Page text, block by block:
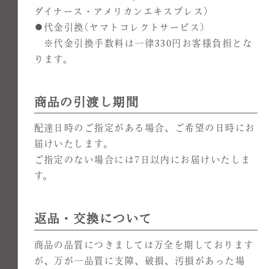
ダイナース・アメリカンエキスプレス)
●代金引換(ヤマトコレクトサービス)
※代金引換手数料は一律330円お客様負担とな
ります。
商品の引渡し期間
配達日時のご指定がある場合、ご希望の日時にお
届けいたします。
ご指定のない場合には7日以内にお届けいたしま
す。
返品・交換について
商品の品質につきましては万全を期しております
が、万が一品質に支障、破損、汚損があった場